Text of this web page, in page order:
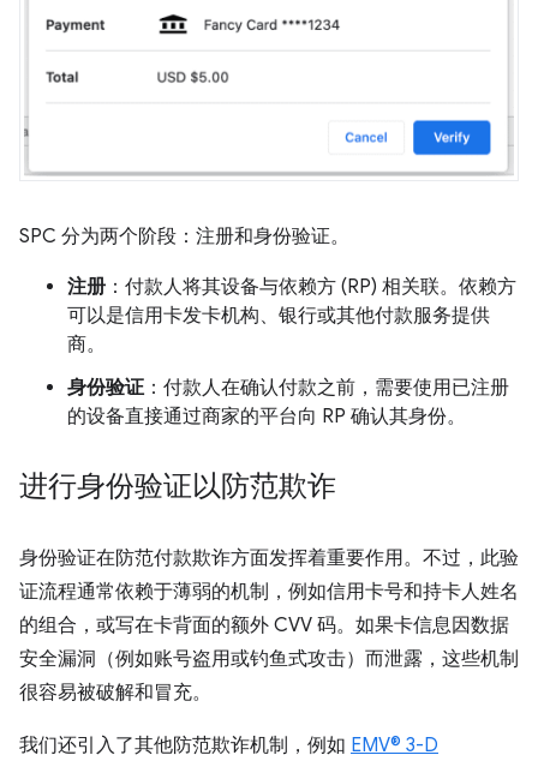
SPC 分为两个阶段：注册和身份验证。
注册 ：付款人将其设备与依赖方 (RP) 相关联。依赖方
可以是信用卡发卡机构、银行或其他付款服务提供
商。
身份验证 ：付款人在确认付款之前，需要使用已注册
的设备直接通过商家的平台向 RP 确认其身份。
进行身份验证以防范欺诈
身份验证在防范付款欺诈方面发挥着重要作用。不过，此验
证流程通常依赖于薄弱的机制，例如信用卡号和持卡人姓名
的组合，或写在卡背面的额外 CVV 码。如果卡信息因数据
安全漏洞（例如账号盗用或钓鱼式攻击）而泄露，这些机制
很容易被破解和冒充。
我们还引入了其他防范欺诈机制，例如 EMV® 3-D